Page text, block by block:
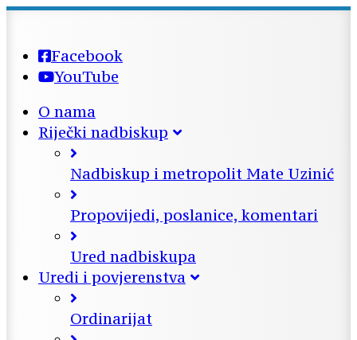
Facebook
YouTube
O nama
Riječki nadbiskup
Nadbiskup i metropolit Mate Uzinić
Propovijedi, poslanice, komentari
Ured nadbiskupa
Uredi i povjerenstva
Ordinarijat